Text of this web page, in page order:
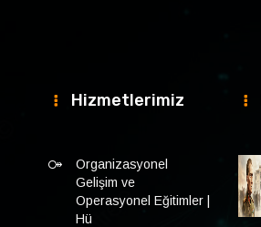
Hizmetlerimiz
Organizasyonel
Gelişim ve
Operasyonel Eğitimler |
Hü